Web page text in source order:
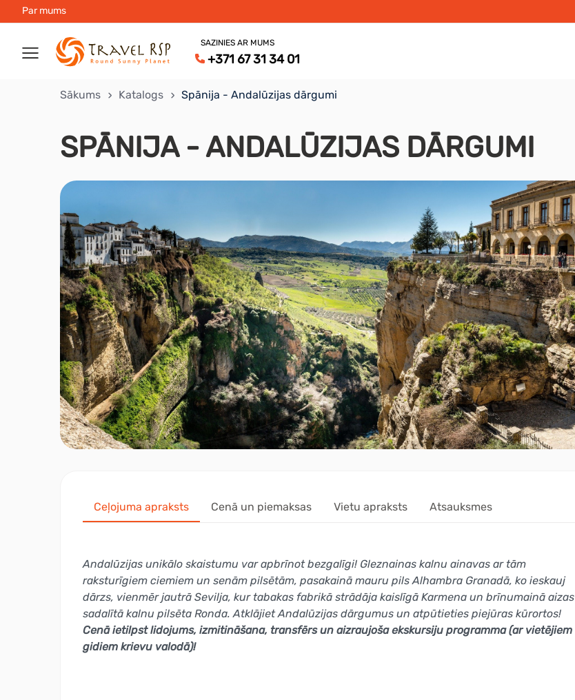
Par mums
SAZINIES AR MUMS
+371 67 31 34 01
Sākums Katalogs Spānija - Andalūzijas dārgumi
SPĀNIJA - ANDALŪZIJAS DĀRGUMI
Ceļojuma apraksts Cenā un piemaksas Vietu apraksts Atsauksmes
Andalūzijas unikālo skaistumu var apbrīnot bezgalīgi! Gleznainas kalnu ainavas ar tām
raksturīgiem ciemiem un senām pilsētām, pasakainā mauru pils Alhambra Granadā, ko ieskauj
dārzs, vienmēr jautrā Sevilja, kur tabakas fabrikā strādāja kaislīgā Karmena un brīnumainā aizas
sadalītā kalnu pilsēta Ronda. Atklājiet Andalūzijas dārgumus un atpūtieties piejūras kūrortos!
Cenā ietilpst lidojums, izmitināšana, transfērs un aizraujoša ekskursiju programma (ar vietējiem
gidiem krievu valodā)!